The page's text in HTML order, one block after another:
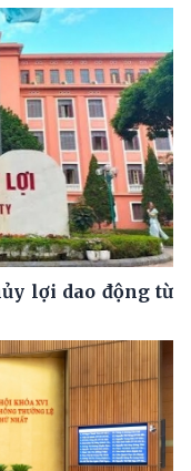
lợi dao động từ